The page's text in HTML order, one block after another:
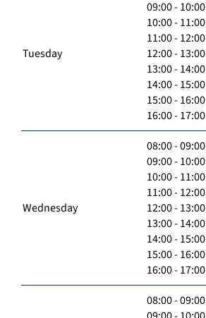
Tuesday
09:00 - 10:00
10:00 - 11:00
11:00 - 12:00
12:00 - 13:00
13:00 - 14:00
14:00 - 15:00
15:00 - 16:00
16:00 - 17:00
Wednesday
08:00 - 09:00
09:00 - 10:00
10:00 - 11:00
11:00 - 12:00
12:00 - 13:00
13:00 - 14:00
14:00 - 15:00
15:00 - 16:00
16:00 - 17:00
08:00 - 09:00